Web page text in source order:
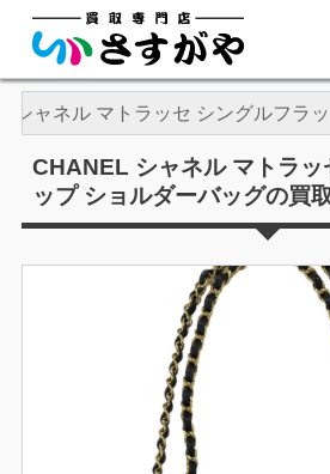
シャネル マトラッセ シングルフラ
CHANEL シャネル マトラッ
ップ ショルダーバッグの買